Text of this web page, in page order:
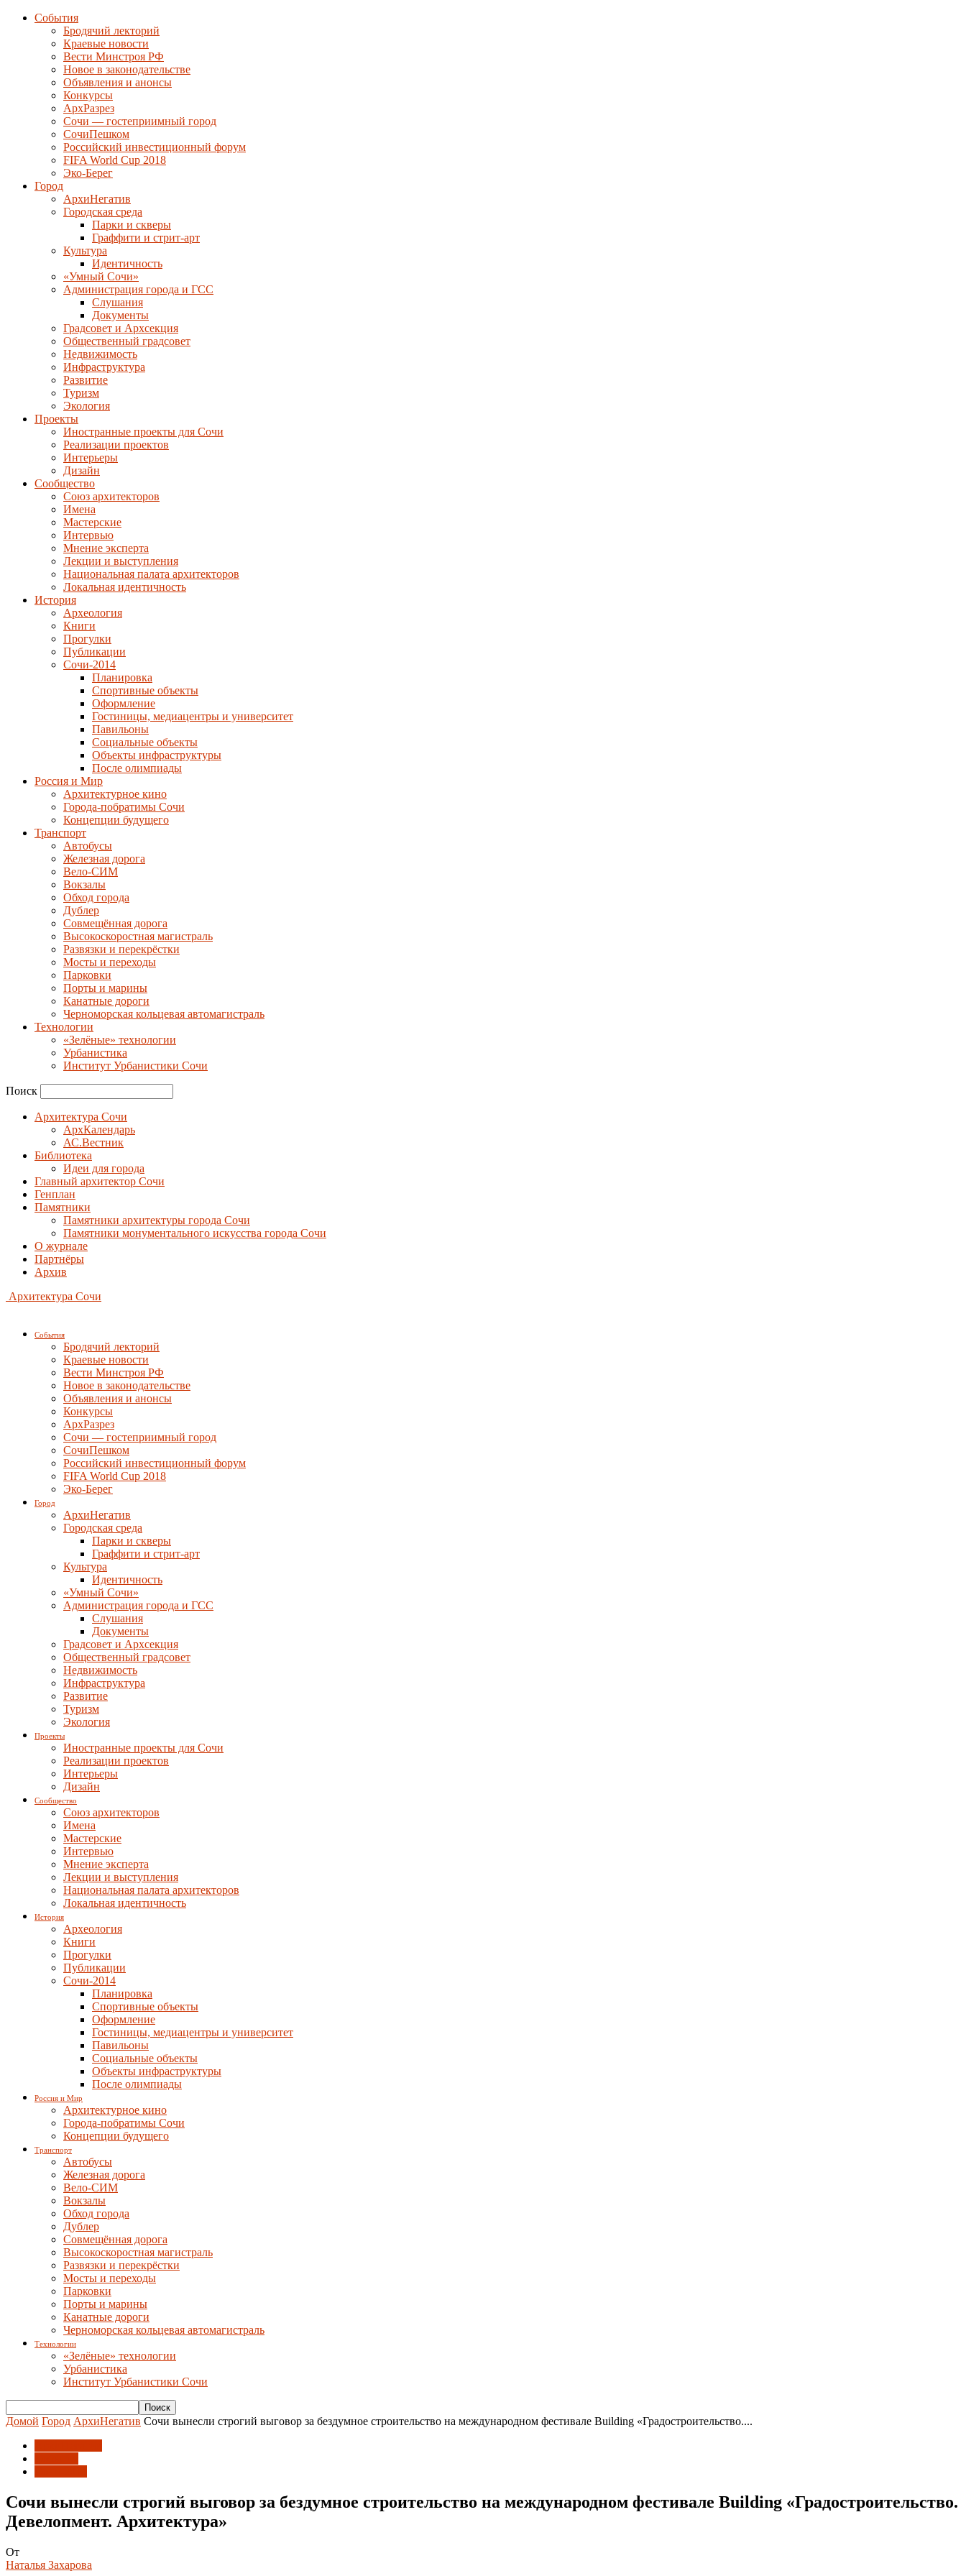
События
Бродячий лекторий
Краевые новости
Вести Минстроя РФ
Новое в законодательстве
Объявления и анонсы
Конкурсы
АрхРазрез
Сочи — гостеприимный город
СочиПешком
Российский инвестиционный форум
FIFA World Cup 2018
Эко-Берег
Город
АрхиНегатив
Городская среда
Парки и скверы
Граффити и стрит-арт
Культура
Идентичность
«Умный Сочи»
Администрация города и ГСС
Слушания
Документы
Градсовет и Архсекция
Общественный градсовет
Недвижимость
Инфраструктура
Развитие
Туризм
Экология
Проекты
Иностранные проекты для Сочи
Реализации проектов
Интерьеры
Дизайн
Сообщество
Союз архитекторов
Имена
Мастерские
Интервью
Мнение эксперта
Лекции и выступления
Национальная палата архитекторов
Локальная идентичность
История
Археология
Книги
Прогулки
Публикации
Сочи-2014
Планировка
Спортивные объекты
Оформление
Гостиницы, медиацентры и университет
Павильоны
Социальные объекты
Объекты инфраструктуры
После олимпиады
Россия и Мир
Архитектурное кино
Города-побратимы Сочи
Концепции будущего
Транспорт
Автобусы
Железная дорога
Вело-СИМ
Вокзалы
Обход города
Дублер
Совмещённая дорога
Высокоскоростная магистраль
Развязки и перекрёстки
Мосты и переходы
Парковки
Порты и марины
Канатные дороги
Черноморская кольцевая автомагистраль
Технологии
«Зелёные» технологии
Урбанистика
Институт Урбанистики Сочи
Поиск
Архитектура Сочи
АрхКалендарь
АС.Вестник
Библиотека
Идеи для города
Главный архитектор Сочи
Генплан
Памятники
Памятники архитектуры города Сочи
Памятники монументального искусства города Сочи
О журнале
Партнёры
Архив
Архитектура Сочи
События
Бродячий лекторий
Краевые новости
Вести Минстроя РФ
Новое в законодательстве
Объявления и анонсы
Конкурсы
АрхРазрез
Сочи — гостеприимный город
СочиПешком
Российский инвестиционный форум
FIFA World Cup 2018
Эко-Берег
Город
АрхиНегатив
Городская среда
Парки и скверы
Граффити и стрит-арт
Культура
Идентичность
«Умный Сочи»
Администрация города и ГСС
Слушания
Документы
Градсовет и Архсекция
Общественный градсовет
Недвижимость
Инфраструктура
Развитие
Туризм
Экология
Проекты
Иностранные проекты для Сочи
Реализации проектов
Интерьеры
Дизайн
Сообщество
Союз архитекторов
Имена
Мастерские
Интервью
Мнение эксперта
Лекции и выступления
Национальная палата архитекторов
Локальная идентичность
История
Археология
Книги
Прогулки
Публикации
Сочи-2014
Планировка
Спортивные объекты
Оформление
Гостиницы, медиацентры и университет
Павильоны
Социальные объекты
Объекты инфраструктуры
После олимпиады
Россия и Мир
Архитектурное кино
Города-побратимы Сочи
Концепции будущего
Транспорт
Автобусы
Железная дорога
Вело-СИМ
Вокзалы
Обход города
Дублер
Совмещённая дорога
Высокоскоростная магистраль
Развязки и перекрёстки
Мосты и переходы
Парковки
Порты и марины
Канатные дороги
Черноморская кольцевая автомагистраль
Технологии
«Зелёные» технологии
Урбанистика
Институт Урбанистики Сочи
Домой Город АрхиНегатив Сочи вынесли строгий выговор за бездумное строительство на международном фестивале Building «Градостроительство....
Сочи вынесли строгий выговор за бездумное строительство на международном фестивале Building «Градостроительство.
Девелопмент. Архитектура»
От
Наталья Захарова